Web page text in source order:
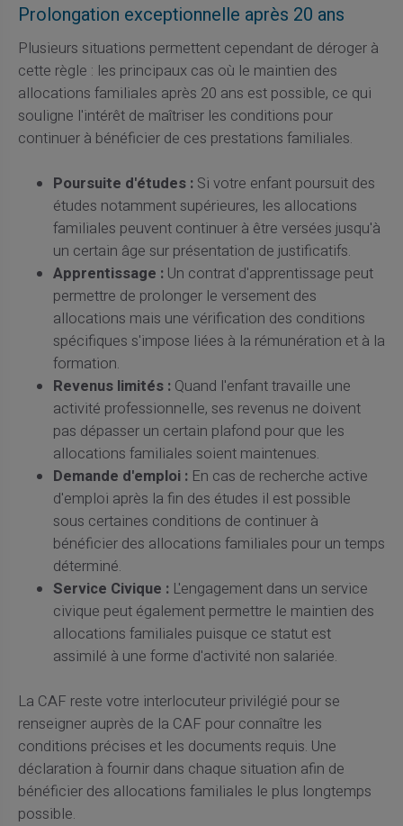
Prolongation exceptionnelle après 20 ans
Plusieurs situations permettent cependant de déroger à
cette règle : les principaux cas où le maintien des
allocations familiales après 20 ans est possible, ce qui
souligne l'intérêt de maîtriser les conditions pour
continuer à bénéficier de ces prestations familiales.
Poursuite d'études : Si votre enfant poursuit des
études notamment supérieures, les allocations
familiales peuvent continuer à être versées jusqu'à
un certain âge sur présentation de justificatifs.
Apprentissage : Un contrat d'apprentissage peut
permettre de prolonger le versement des
allocations mais une vérification des conditions
spécifiques s'impose liées à la rémunération et à la
formation.
Revenus limités : Quand l'enfant travaille une
activité professionnelle, ses revenus ne doivent
pas dépasser un certain plafond pour que les
allocations familiales soient maintenues.
Demande d'emploi : En cas de recherche active
d'emploi après la fin des études il est possible
sous certaines conditions de continuer à
bénéficier des allocations familiales pour un temps
déterminé.
Service Civique : L'engagement dans un service
civique peut également permettre le maintien des
allocations familiales puisque ce statut est
assimilé à une forme d'activité non salariée.
La CAF reste votre interlocuteur privilégié pour se
renseigner auprès de la CAF pour connaître les
conditions précises et les documents requis. Une
déclaration à fournir dans chaque situation afin de
bénéficier des allocations familiales le plus longtemps
possible.